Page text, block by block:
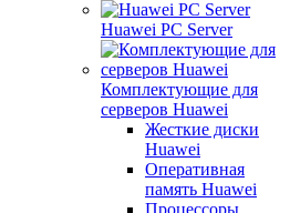
Huawei PC Server
Комплектующие для
серверов Huawei
Жесткие диски
Huawei
Оперативная
память Huawei
Процессоры